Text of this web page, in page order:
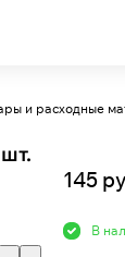
и расходные
145
В